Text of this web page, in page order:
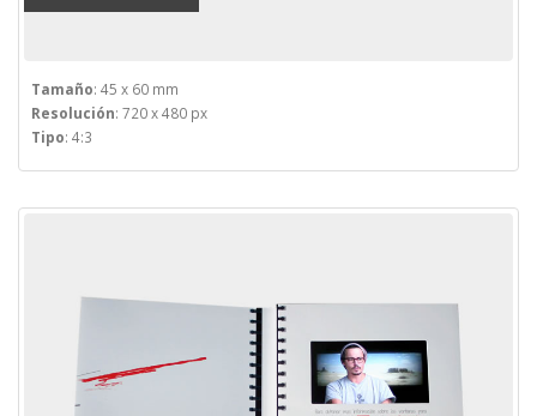
Tamaño: 45 x 60 mm
Resolución: 720 x 480 px
Tipo: 4:3